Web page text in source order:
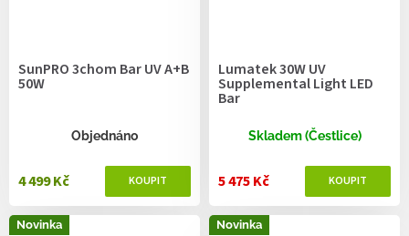
SunPRO 3chom Bar UV A+B
50W
Objednáno
4 499 Kč
Lumatek 30W UV
Supplemental Light LED
Bar
Skladem (Čestlice)
5 475 Kč
Novinka Novinka